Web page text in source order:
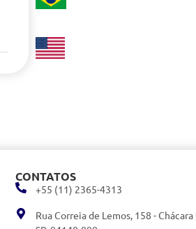
+55 (11) 2365-4313
Rua Correia de Lemos, 158 -
CONTATOS